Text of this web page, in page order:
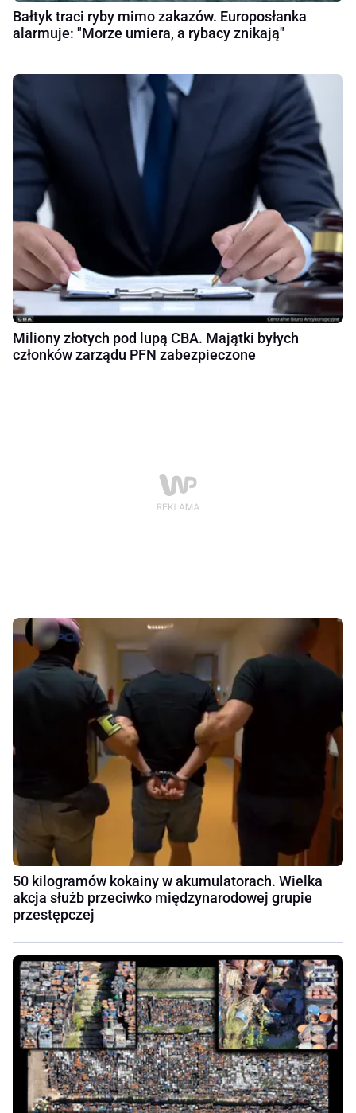
Bałtyk traci ryby mimo zakazów. Europosłanka
alarmuje: "Morze umiera, a rybacy znikają"
Miliony złotych pod lupą CBA. Majątki byłych
członków zarządu PFN zabezpieczone
50 kilogramów kokainy w akumulatorach. Wielka
akcja służb przeciwko międzynarodowej grupie
przestępczej